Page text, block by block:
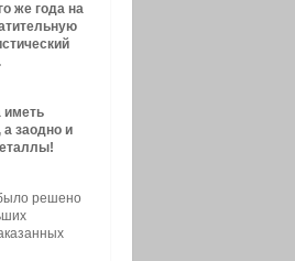
же года на
иметь
а заодно и
решено